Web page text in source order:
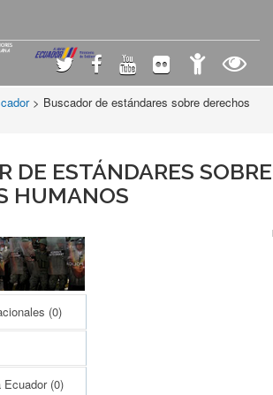
> Buscador de estándares sobre derechos
DE ESTÁNDARES SOBRE
HUMANOS
(0)
Ecuador (0)